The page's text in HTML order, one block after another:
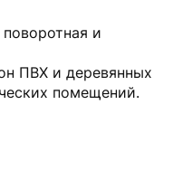
и
ПВХ и деревянных
помещений.